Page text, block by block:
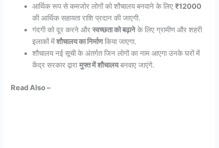
आर्थिक रूप से कमजोर लोगों को शौचालय बनवाने के लिए₹12000
की आर्थिक सहायता राशि प्रदान की जाएगी.
गंदगी को दूर करने औरस्वच्छता को बढ़ानेके लिए ग्रामीण और शहरी
इलाकों मेंशौचालय का निर्माणकिया जाएगा.
शौचालय नई सूची के अंतर्गत जिन लोगों का नाम आएगा उनके घरों में
केंद्र सरकार द्वारामुफ्त में शौचालयबनवाए जाएंगे.
Read Also –